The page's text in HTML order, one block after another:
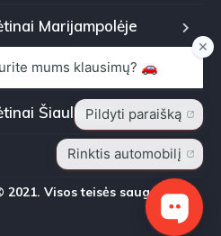
Marijampolėje
Panevėžyje
Šiauliuose
Visos teisės saugomos.